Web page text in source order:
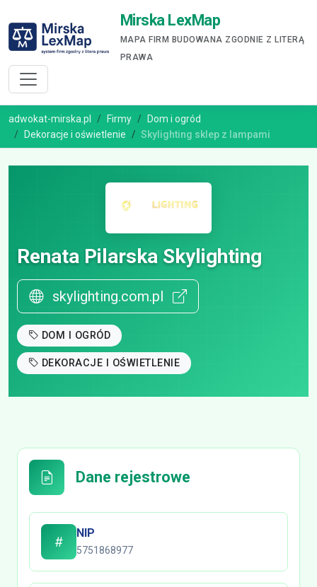
Mirska LexMap
MAPA FIRM BUDOWANA ZGODNIE Z LITERĄ
PRAWA
adwokat-mirska.pl Firmy
Dom i ogród
Dekoracje i oświetlenie
Skylighting sklep z lampami
Renata Pilarska Skylighting
skylighting.com.pl
DOM I OGRÓD
DEKORACJE I OŚWIETLENIE
Dane rejestrowe
NIP
5751868977